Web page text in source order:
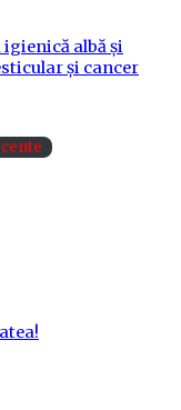
albă și
și cancer